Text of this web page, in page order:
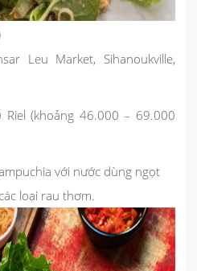
Leu Market, Sihanoukville,
(khoảng 46.000 – 69.000
với nước dùng ngọt
loại rau thơm.